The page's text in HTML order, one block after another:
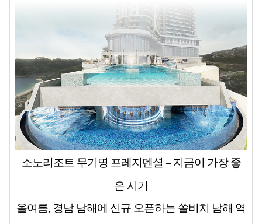
소노리조트 무기명 프레지덴셜 – 지금이 가장 좋
은 시기
올여름, 경남 남해에 신규 오픈하는 쏠비치 남해 역